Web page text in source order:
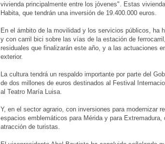
vivienda principalmente entre los jóvenes". Estas
Habita, que tendrán una inversión de 19.400.000 euros.
En el ámbito de la movilidad y los servicios públicos, ha
y con carril bici sobre las vías de la estación de
residuales que finalizarán este año, y a las actuaciones
exterior.
La cultura tendrá un respaldo importante por parte del
de dos millones de euros destinados al Festival
al Teatro María Luisa.
Y, en el sector agrario, con inversiones para modernizar
espacios emblemáticos para Mérida y para
atracción de turistas.